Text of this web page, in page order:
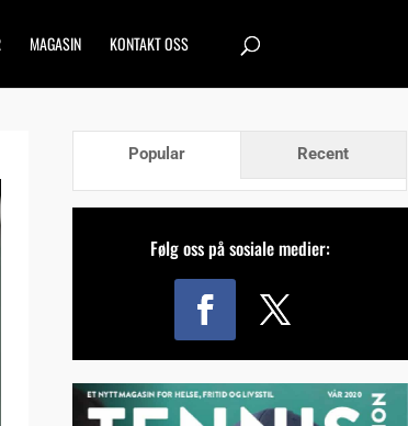
MAGASIN KONTAKT OSS
Popular Recent
Følg oss på sosiale medier: